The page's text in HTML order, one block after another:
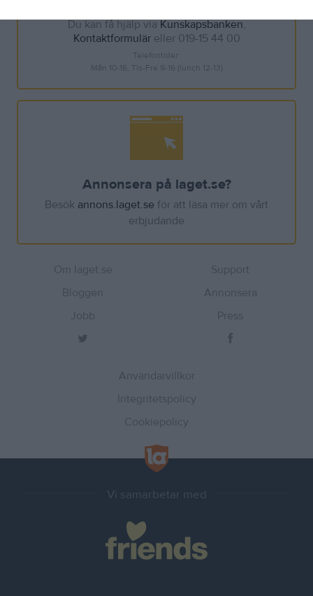
Du kan få hjälp via Kunskapsbanken,
Kontaktformuläreller 019-15 44 00
Telefontider:
Mån 10-16, Tis-Fre 9-16 (lunch 12-13)
Annonsera på laget.se?
Besök annons.laget.se för att läsa mer om vårt
erbjudande
Om laget.se
Support
Bloggen
Annonsera
Jobb
Press
Användarvillkor
Integritetspolicy
Cookiepolicy
Vi samarbetar med